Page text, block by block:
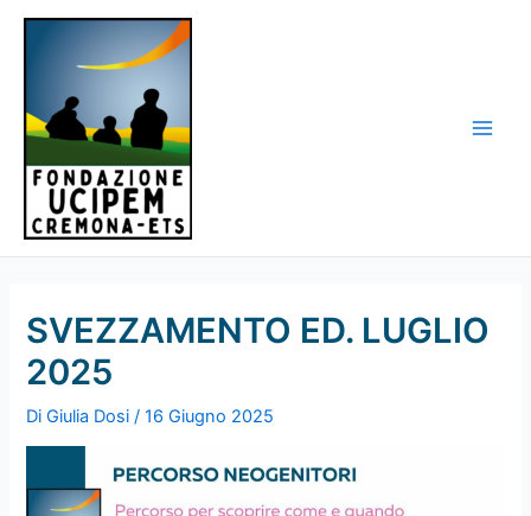
contenuto
SVEZZAMENTO ED. LUGLIO
2025
DiGiulia Dosi/16 Giugno 2025